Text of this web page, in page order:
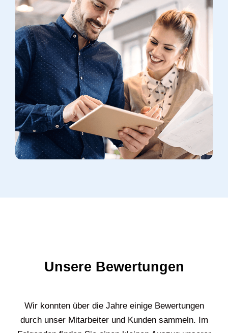
Unsere Bewertungen
Wir konnten über die Jahre einige Bewertungen
durch unser Mitarbeiter und Kunden sammeln. Im